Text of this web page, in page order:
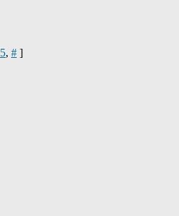
5, # ]